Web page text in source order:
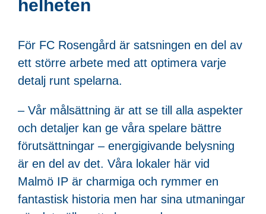
helheten
För FC Rosengård är satsningen en del av
ett större arbete med att optimera varje
detalj runt spelarna.
– Vår målsättning är att se till alla aspekter
och detaljer kan ge våra spelare bättre
förutsättningar – energigivande belysning
är en del av det. Våra lokaler här vid
Malmö IP är charmiga och rymmer en
fantastisk historia men har sina utmaningar